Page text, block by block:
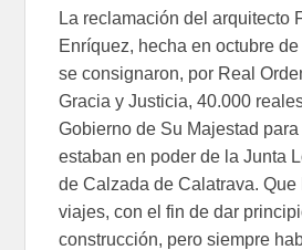
La reclamación del arquitecto
Enríquez, hecha en octubre
se consignaron, por Real
Gracia y Justicia, 40.000
Gobierno de Su Majestad
estaban en poder de la Junta
de Calzada de Calatrava. Que
viajes, con el fin de dar
construcción, pero siempre